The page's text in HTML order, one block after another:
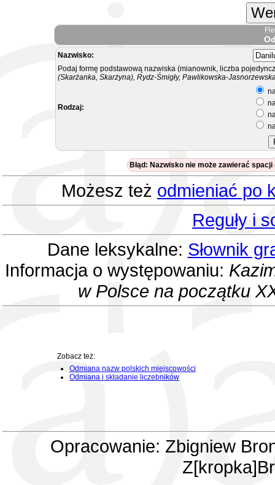
Nazwisko:
Podaj formę podstawową nazwiska (mianownik, liczba
(Skarżanka, Skarżyna), Rydz-Śmigły, Pawlikowska-
Rodzaj:
Błąd: Nazwisko nie może zawierać
Możesz też odmieniać po
Reguły i
Dane leksykalne: Słownik
Informacja o występowaniu:
w Polsce na początku
Zobacz też:
Odmiana nazw polskich miejscowości
Odmiana i składanie liczebników
Opracowanie: Zbigniew